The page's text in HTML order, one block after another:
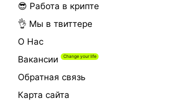
😎 Работа в крипте
👌 Мы в твиттере
О Нас
Вакансии
Обратная связь
Карта сайта